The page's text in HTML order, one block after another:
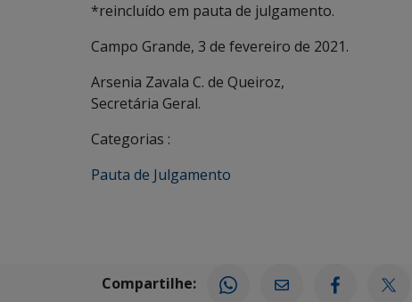
*reincluído em pauta de julgamento.
Campo Grande, 3 de fevereiro de 2021.
Arsenia Zavala C. de Queiroz,
Secretária Geral.
Categorias :
Pauta de Julgamento
Compartilhe: